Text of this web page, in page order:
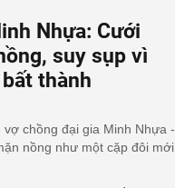
Nhựa: Cưới
suy sụp vì
thành
chồng đại gia Minh Nhựa -
nồng như một cặp đôi mới